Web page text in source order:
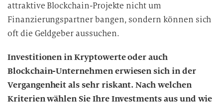
attraktive Blockchain-Projekte nicht um
Finanzierungspartner bangen, sondern können sich
oft die Geldgeber aussuchen.
Investitionen in Kryptowerte oder auch
Blockchain-Unternehmen erwiesen sich in der
Vergangenheit als sehr riskant. Nach welchen
Kriterien wählen Sie Ihre Investments aus und wie